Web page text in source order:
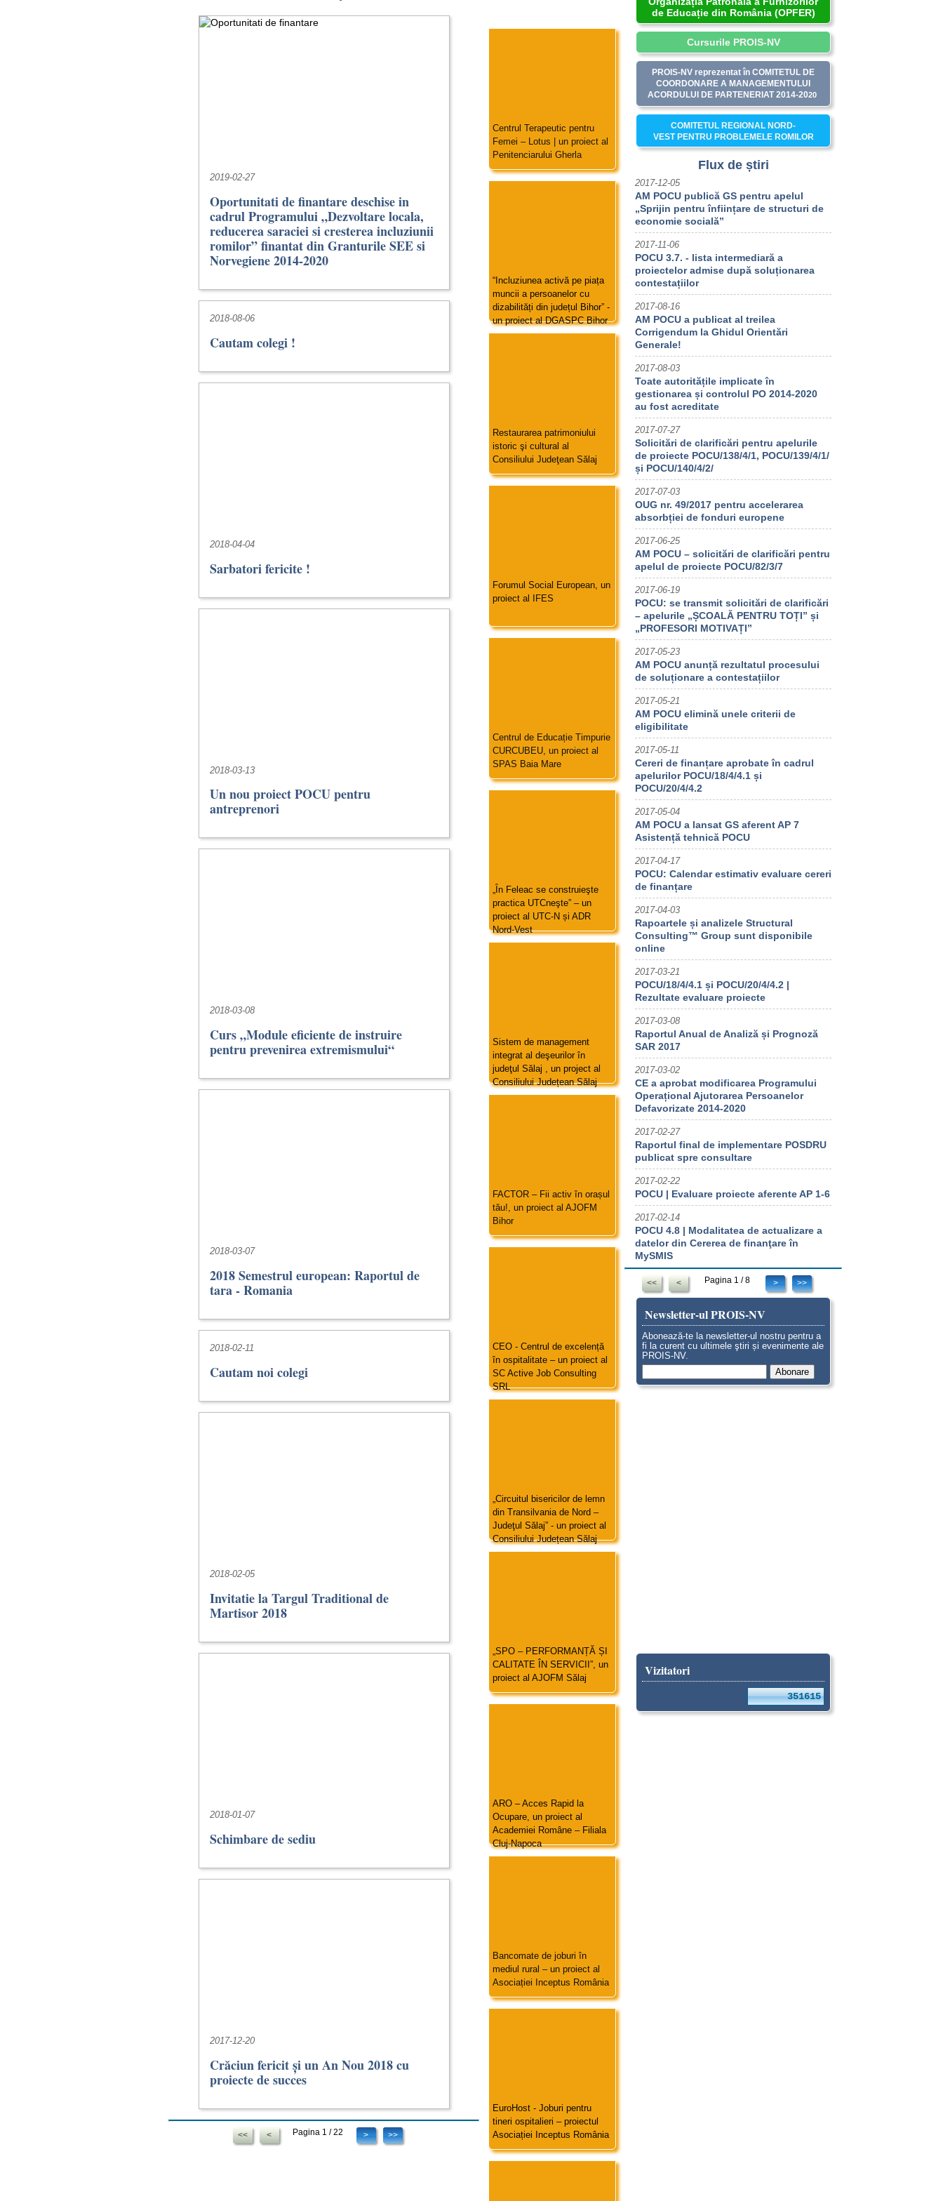
europene
Economie
socială
Antreprenoriat
2019-02-27
Oportunitati de finantare deschise in
cadrul Programului „Dezvoltare locala,
reducerea saraciei si cresterea incluziunii
romilor” finantat din Granturile SEE si
Norvegiene 2014-2020
2018-08-06
Cautam colegi !
2018-04-04
Sarbatori fericite !
2018-03-13
Un nou proiect POCU pentru
antreprenori
2018-03-08
Curs „Module eficiente de instruire
pentru prevenirea extremismului“
2018-03-07
2018 Semestrul european: Raportul de
tara - Romania
2018-02-11
Cautam noi colegi
2018-02-05
Invitatie la Targul Traditional de
Martisor 2018
2018-01-07
Schimbare de sediu
2017-12-20
Crăciun fericit și un An Nou 2018 cu
proiecte de succes
<< < Pagina 1 / 22 > >>
Centrul Terapeutic pentru
Femei – Lotus | un proiect al
Penitenciarului Gherla
“Incluziunea activă pe piața
muncii a persoanelor cu
dizabilități din județul Bihor” -
un proiect al DGASPC Bihor
Restaurarea patrimoniului
istoric şi cultural al
Consiliului Judeţean Sălaj
Forumul Social European, un
proiect al IFES
Centrul de Educație Timpurie
CURCUBEU, un proiect al
SPAS Baia Mare
„Ȋn Feleac se construieşte
practica UTCneşte” – un
proiect al UTC-N și ADR
Nord-Vest
Sistem de management
integrat al deşeurilor în
judeţul Sălaj , un project al
Consiliului Județean Sălaj
FACTOR – Fii activ în orașul
tău!, un proiect al AJOFM
Bihor
CEO - Centrul de excelență
în ospitalitate – un proiect al
SC Active Job Consulting
SRL
„Circuitul bisericilor de lemn
din Transilvania de Nord –
Judeţul Sălaj” - un proiect al
Consiliului Județean Sălaj
„SPO – PERFORMANȚĂ ȘI
CALITATE ÎN SERVICII”, un
proiect al AJOFM Sălaj
ARO – Acces Rapid la
Ocupare, un proiect al
Academiei Române – Filiala
Cluj-Napoca
Bancomate de joburi în
mediul rural – un proiect al
Asociației Inceptus România
EuroHost - Joburi pentru
tineri ospitalieri – proiectul
Asociației Inceptus România
de Educație din România (OPFER)
Cursurile PROIS-NV
PROIS-NV reprezentat în COMITETUL DE
COORDONARE A MANAGEMENTULUI
ACORDULUI DE PARTENERIAT 2014-2020
COMITETUL REGIONAL NORD-
VEST PENTRU PROBLEMELE ROMILOR
Flux de știri
2017-12-05
AM POCU publică GS pentru apelul
„Sprijin pentru înființare de structuri de
economie socială”
2017-11-06
POCU 3.7. - lista intermediară a
proiectelor admise după soluționarea
contestațiilor
2017-08-16
AM POCU a publicat al treilea
Corrigendum la Ghidul Orientări
Generale!
2017-08-03
Toate autoritățile implicate în
gestionarea și controlul PO 2014-2020
au fost acreditate
2017-07-27
Solicitări de clarificări pentru apelurile
de proiecte POCU/138/4/1, POCU/139/4/1/
și POCU/140/4/2/
2017-07-03
OUG nr. 49/2017 pentru accelerarea
absorbției de fonduri europene
2017-06-25
AM POCU – solicitări de clarificări pentru
apelul de proiecte POCU/82/3/7
2017-06-19
POCU: se transmit solicitări de clarificări
– apelurile „ȘCOALĂ PENTRU TOȚI” și
„PROFESORI MOTIVAȚI”
2017-05-23
AM POCU anunță rezultatul procesului
de soluționare a contestațiilor
2017-05-21
AM POCU elimină unele criterii de
eligibilitate
2017-05-11
Cereri de finanțare aprobate în cadrul
apelurilor POCU/18/4/4.1 și
POCU/20/4/4.2
2017-05-04
AM POCU a lansat GS aferent AP 7
Asistență tehnică POCU
2017-04-17
POCU: Calendar estimativ evaluare cereri
de finanțare
2017-04-03
Rapoartele și analizele Structural
Consulting™ Group sunt disponibile
online
2017-03-21
POCU/18/4/4.1 și POCU/20/4/4.2 |
Rezultate evaluare proiecte
2017-03-08
Raportul Anual de Analiză și Prognoză
SAR 2017
2017-03-02
CE a aprobat modificarea Programului
Operațional Ajutorarea Persoanelor
Defavorizate 2014-2020
2017-02-27
Raportul final de implementare POSDRU
publicat spre consultare
2017-02-22
POCU | Evaluare proiecte aferente AP 1-6
2017-02-14
POCU 4.8 | Modalitatea de actualizare a
datelor din Cererea de finanţare în
MySMIS
<< < Pagina 1 / 8 > >>
Newsletter-ul PROIS-NV
Abonează-te la newsletter-ul nostru pentru a
fi la curent cu ultimele ştiri și evenimente ale
PROIS-NV.
Vizitatori
351615